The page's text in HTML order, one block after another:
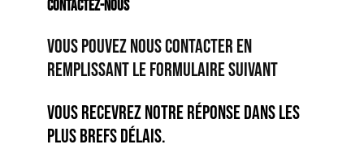
Contactez-nous
VOUS POUVEZ NOUS CONTACTER EN
REMPLISSANT LE FORMULAIRE SUIVANT
Vous recevrez notre réponse dans les
plus brefs délais.